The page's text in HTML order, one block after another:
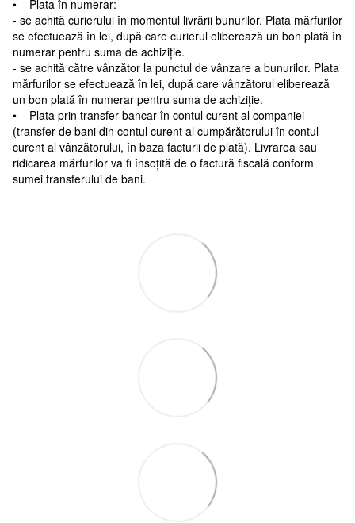
• Plata în numerar:
- se achită curierului în momentul livrării bunurilor. Plata mărfurilor
se efectuează în lei, după care curierul eliberează un bon plată în
numerar pentru suma de achiziție.
- se achită către vânzător la punctul de vânzare a bunurilor. Plata
mărfurilor se efectuează în lei, după care vânzătorul eliberează
un bon plată în numerar pentru suma de achiziție.
• Plata prin transfer bancar în contul curent al companiei
(transfer de bani din contul curent al cumpărătorului în contul
curent al vânzătorului, în baza facturii de plată). Livrarea sau
ridicarea mărfurilor va fi însoțită de o factură fiscală conform
sumei transferului de bani.